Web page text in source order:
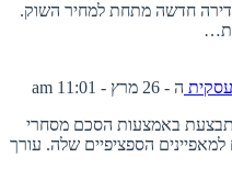
דירה חדשה מתחת למחיר השוק.
ה - 26 מרץ - 11:01 am
באמצעות הסכם מסחרי
הספציפיים שלה. עורך